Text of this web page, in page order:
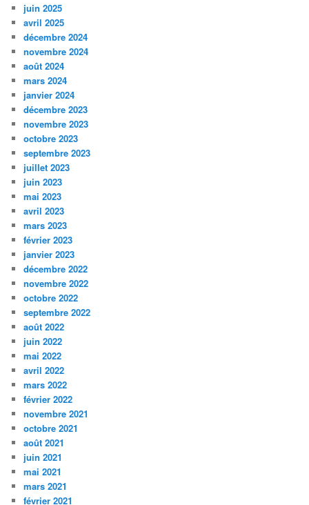
juin 2025
avril 2025
décembre 2024
novembre 2024
août 2024
mars 2024
janvier 2024
décembre 2023
novembre 2023
octobre 2023
septembre 2023
juillet 2023
juin 2023
mai 2023
avril 2023
mars 2023
février 2023
janvier 2023
décembre 2022
novembre 2022
octobre 2022
septembre 2022
août 2022
juin 2022
mai 2022
avril 2022
mars 2022
février 2022
novembre 2021
octobre 2021
août 2021
juin 2021
mai 2021
mars 2021
février 2021